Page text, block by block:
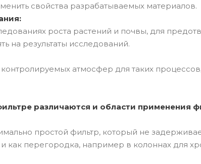
свойства разрабатываемых материалов.
роста растений и почвы, для
на результаты исследований.
атмосфер для таких
различаются и области применения
простой фильтр, который не
как перегородка, например в колоннах для